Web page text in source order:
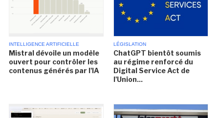
INTELLIGENCE ARTIFICIELLE
Mistral dévoile un modèle
ouvert pour contrôler les
contenus générés par l'IA
LÉGISLATION
ChatGPT bientôt soumis
au régime renforcé du
Digital Service Act de
l'Union...